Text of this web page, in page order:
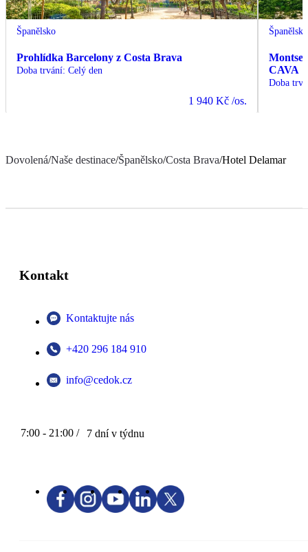
Španělsko
Prohlídka Barcelony z Costa Brava
Doba trvání: Celý den
1 940 Kč /os.
Španělsko
CAVA
Doba
Dovolená/Naše destinace/Španělsko/Costa Brava/Hotel Delamar
Kontakt
Kontaktujte nás
+420 296 184 910
info@cedok.cz
7:00 - 21:00 / 7 dní v týdnu